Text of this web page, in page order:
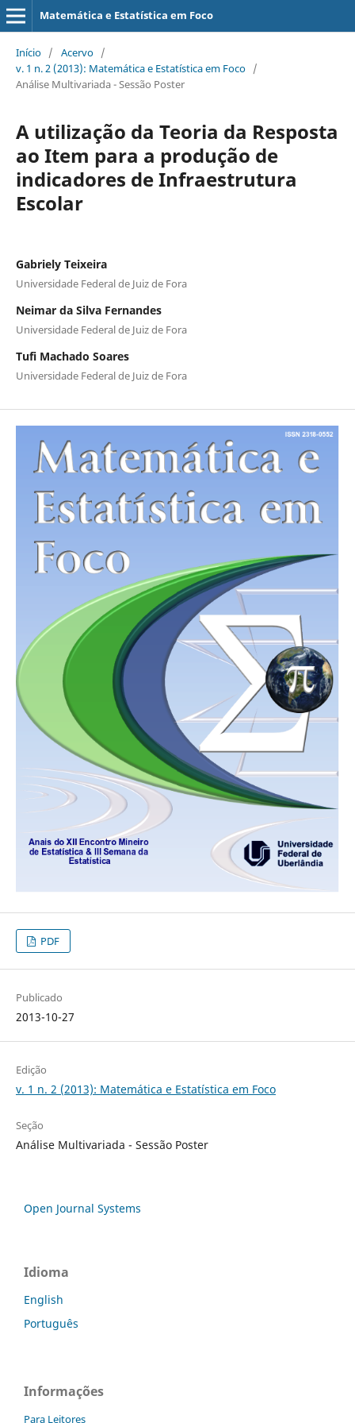
Matemática e Estatística em Foco
Início / Acervo /
v. 1 n. 2 (2013): Matemática e Estatística em Foco /
Análise Multivariada - Sessão Poster
A utilização da Teoria da Resposta
ao Item para a produção de
indicadores de Infraestrutura
Escolar
Gabriely Teixeira
Universidade Federal de Juiz de Fora
Neimar da Silva Fernandes
Universidade Federal de Juiz de Fora
Tufi Machado Soares
Universidade Federal de Juiz de Fora
PDF
Publicado
2013-10-27
Edição
v. 1 n. 2 (2013): Matemática e Estatística em Foco
Seção
Análise Multivariada - Sessão Poster
Open Journal Systems
Idioma
English
Português
Informações
Para Leitores